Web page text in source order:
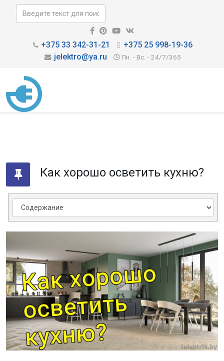
+375 33 342-31-21
+375 25 998-19-36
jelektro@ya.ru
Пн. - Вс. - 24/7/365
Как хорошо осветить кухню?